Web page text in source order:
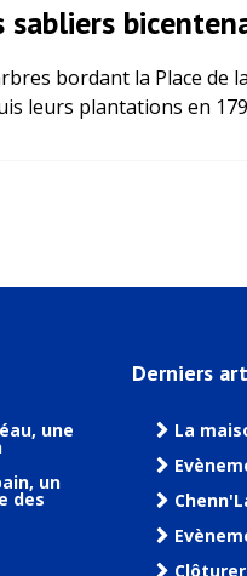
sabliers
bordant la Place de
leurs plantations en
une
un
des
Derniers
La